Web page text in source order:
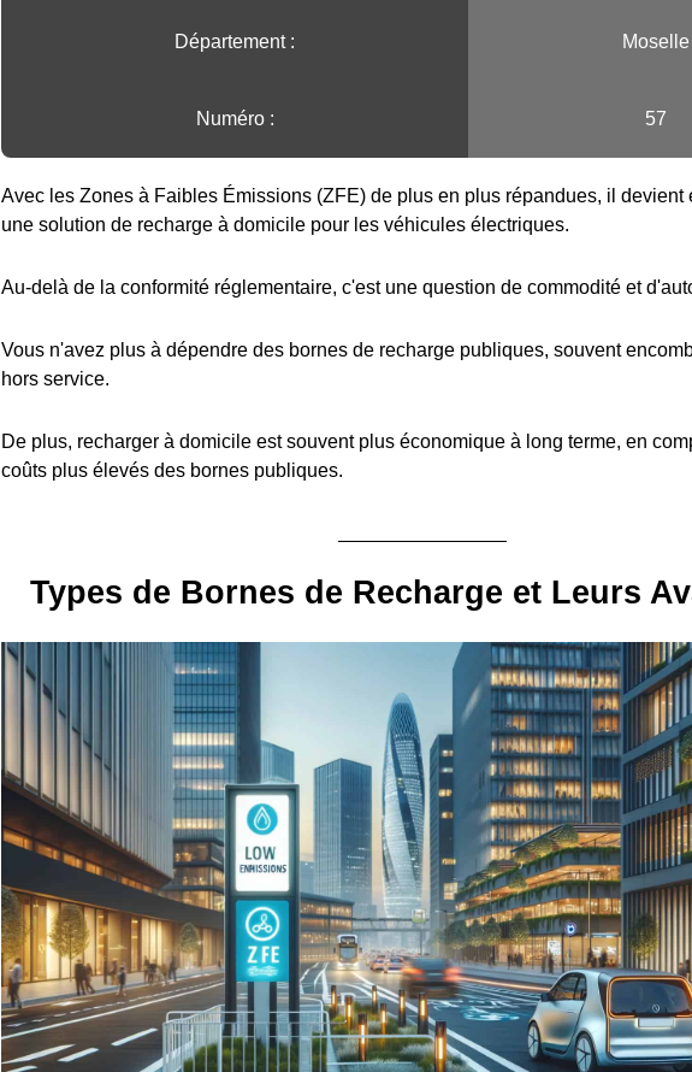
Département : Moselle
Numéro : 57
Avec les Zones à Faibles Émissions (ZFE) de plus en plus répandues, il devient
une solution de recharge à domicile pour les véhicules électriques.
Au-delà de la conformité réglementaire, c'est une question de commodité et
Vous n'avez plus à dépendre des bornes de recharge publiques, souvent
hors service.
De plus, recharger à domicile est souvent plus économique à long terme, en
coûts plus élevés des bornes publiques.
Types de Bornes de Recharge et Leurs